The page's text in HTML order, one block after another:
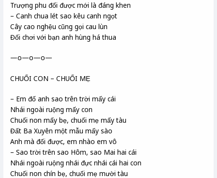
Trượng phu đối được mới là đáng khen
– Canh chua lét sao kêu canh ngọt
Cây cao nghệu cũng gọi cau lùn
Đối chơi với bạn anh hùng há thua
—o—o—o—
CHUỐI CON – CHUỐI MẸ
– Em đố anh sao trên trời mấy cái
Nhái ngoài ruộng mấy con
Chuối non mấy bẹ, chuối mẹ mấy tàu
Đất Ba Xuyên một mẫu mấy sào
Anh mà đối được, em nhào em vô
– Sao trời trên sao Hôm, sao Mai hai cái
Nhái ngoài ruộng nhái đực nhái cái hai con
Chuối non chín bẹ, chuối mẹ mười tàu